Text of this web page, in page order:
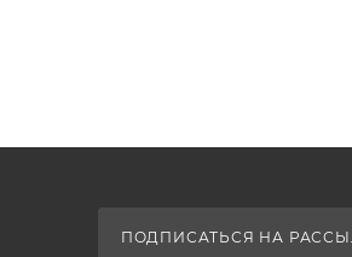
ПОДПИСАТЬСЯ НА